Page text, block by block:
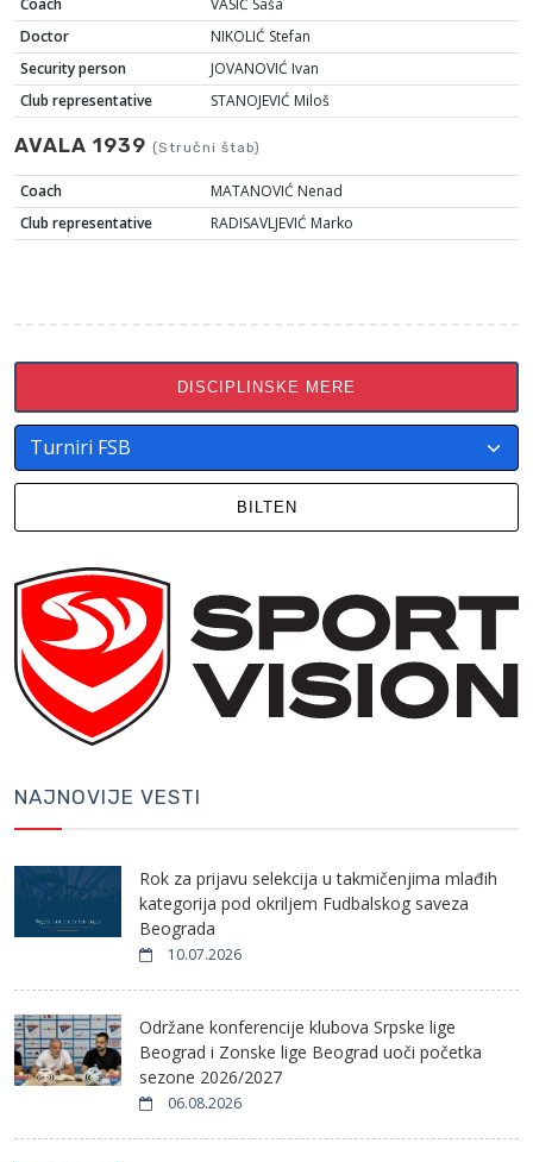
Coach
VASIĆ Saša
Doctor
NIKOLIĆ Stefan
Security person
JOVANOVIĆ Ivan
Club representative
STANOJEVIĆ Miloš
AVALA 1939 (Stručni štab)
Coach
MATANOVIĆ Nenad
Club representative
RADISAVLJEVIĆ Marko
DISCIPLINSKE MERE
BILTEN
NAJNOVIJE VESTI
Rok za prijavu selekcija u takmičenjima mlađih
kategorija pod okriljem Fudbalskog saveza
Beograda
10.07.2026
Održane konferencije klubova Srpske lige
Beograd i Zonske lige Beograd uoči početka
sezone 2026/2027
06.08.2026